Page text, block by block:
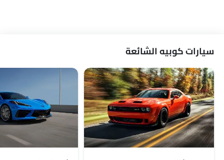
سيارات كوبيه الشائعة